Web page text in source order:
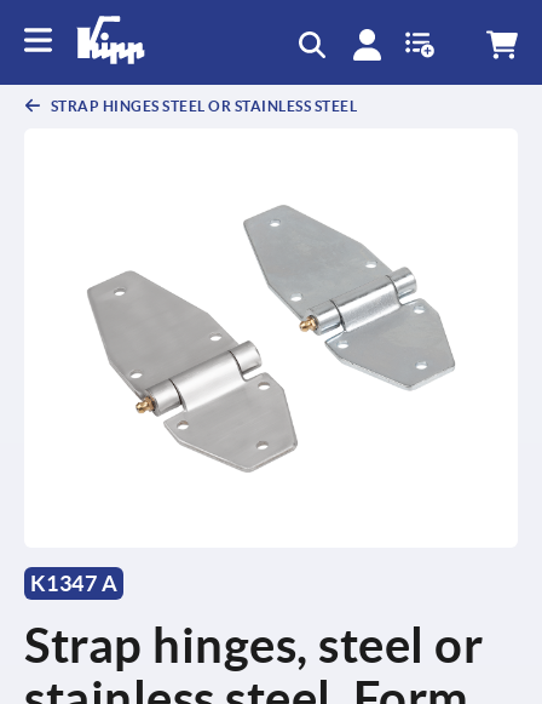
STRAP HINGES STEEL OR STAINLESS STEEL
K1347 A
Strap hinges, steel or